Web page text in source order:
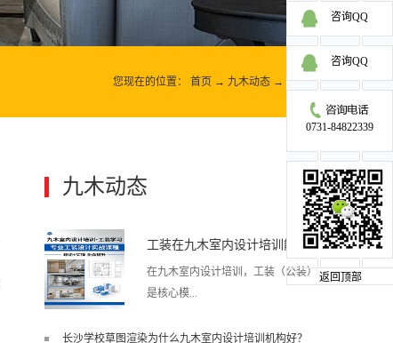
您现在的位置： 首页 → 九木动态 → 九木动态
九木动态 更多>>
工装在九木室内设计培训能学到东西吗?
在九木室内设计培训，工装（公装）
是核心模...
长沙学校草图渲染为什么九木室内设计培训机构好？
咨询QQ
咨询QQ
0731-84822339
返回顶部